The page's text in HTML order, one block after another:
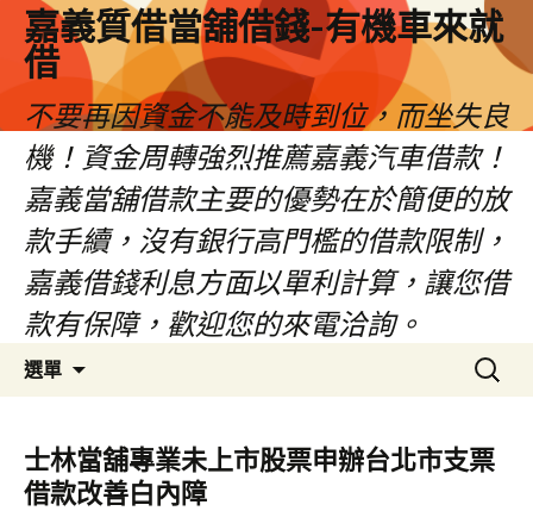
嘉義質借當舖借錢-有機車來就
借
不要再因資金不能及時到位，而坐失良
機！資金周轉強烈推薦嘉義汽車借款！
嘉義當舖借款主要的優勢在於簡便的放
款手續，沒有銀行高門檻的借款限制，
嘉義借錢利息方面以單利計算，讓您借
款有保障，歡迎您的來電洽詢。
選單
容
區
搜
尋
鍵
字:
士林當舖專業未上市股票申辦台北市支票
借款改善白內障